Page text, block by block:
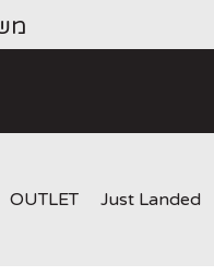
Just Landed
OUTLET